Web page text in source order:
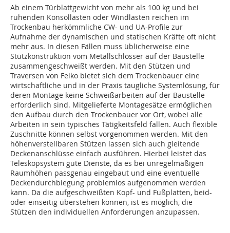
Ab einem Türblattgewicht von mehr als 100 kg und bei
ruhenden Konsollasten oder Windlasten reichen im
Trockenbau herkömmliche CW- und UA-Profile zur
Aufnahme der dynamischen und statischen Kräfte oft nicht
mehr aus. In diesen Fällen muss üblicherweise eine
Stützkonstruktion vom Metallschlosser auf der Baustelle
zusammengeschweißt werden. Mit den Stützen und
Traversen von Felko bietet sich dem Trockenbauer eine
wirtschaftliche und in der Praxis taugliche Sys­temlösung, für
deren Montage keine Schweißarbeiten auf der Baustelle
erforderlich sind. Mitgelieferte Montagesätze ermöglichen
den Aufbau durch den Trockenbauer vor Ort, wobei alle
Arbeiten in sein typisches Tätigkeitsfeld fallen. Auch flexible
Zuschnitte können selbst vorgenommen werden. Mit den
höhenverstellbaren Stützen lassen sich auch gleitende
Deckenanschlüsse einfach ausführen. Hierbei leistet das
Teleskopsystem gute Dienste, da es bei unregelmäßigen
Raumhöhen passgenau eingebaut und eine eventuelle
Deckendurchbiegung problemlos aufgenommen werden
kann. Da die aufgeschweißten Kopf- und Fußplatten, beid-
oder einseitig überstehen können, ist es möglich, die
Stützen den individuellen Anforderungen anzupassen.